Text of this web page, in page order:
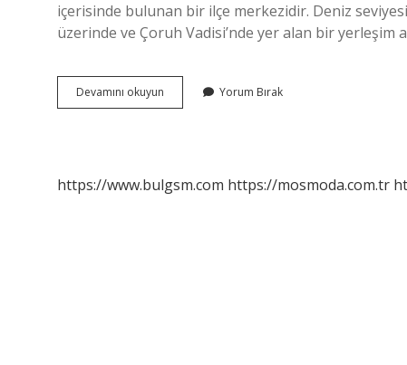
içerisinde bulunan bir ilçe merkezidir. Deniz
üzerinde ve Çoruh Vadisi’nde yer alan bir yerleşim
Devamını okuyun Erzurum
İSpir
Yorum Bırak
https://www.bulgsm.com https://mosmoda.com.tr